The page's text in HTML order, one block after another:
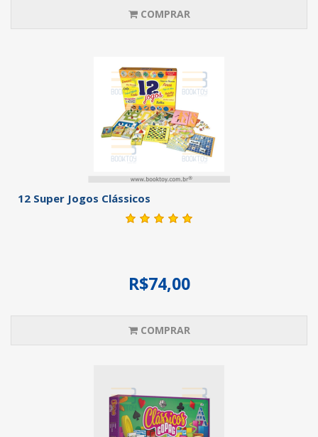
COMPRAR
12 Super Jogos Clássicos
R$74,00
COMPRAR